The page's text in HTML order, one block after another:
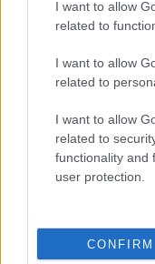
I want to allow
related to
I want to allow
related to
I want to allow
related to
functionality and
user protection.
CONFIRM
Salmo
va
mondo